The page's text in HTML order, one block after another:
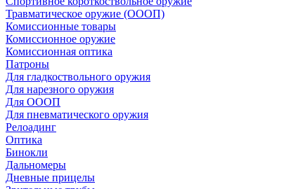
Травматическое оружие (ОООП)
Комиссионные товары
Комиссионное оружие
Комиссионная оптика
Патроны
Для гладкоствольного оружия
Для нарезного оружия
Для ОООП
Для пневматического оружия
Релоадинг
Оптика
Бинокли
Дальномеры
Дневные прицелы